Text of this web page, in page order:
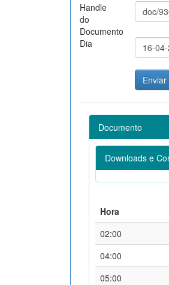
Handle
do
Documento
Dia
Documento
Downloads e
Hora
02:00
04:00
05:00